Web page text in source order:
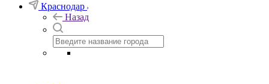
Краснодар
Назад